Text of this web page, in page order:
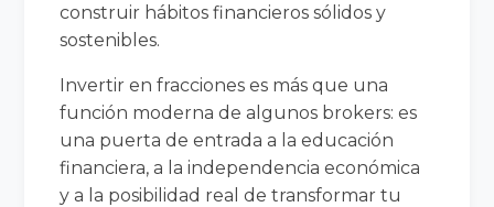
construir hábitos financieros sólidos y
sostenibles.
Invertir en fracciones es más que una
función moderna de algunos brokers: es
una puerta de entrada a la educación
financiera, a la independencia económica
y a la posibilidad real de transformar tu